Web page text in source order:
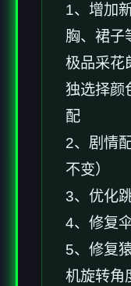
1、增加
胸、裙子
极品采花
独选择颜
配
2、剧情
不变）
3、优化
4、修复
5、修复
机旋转角